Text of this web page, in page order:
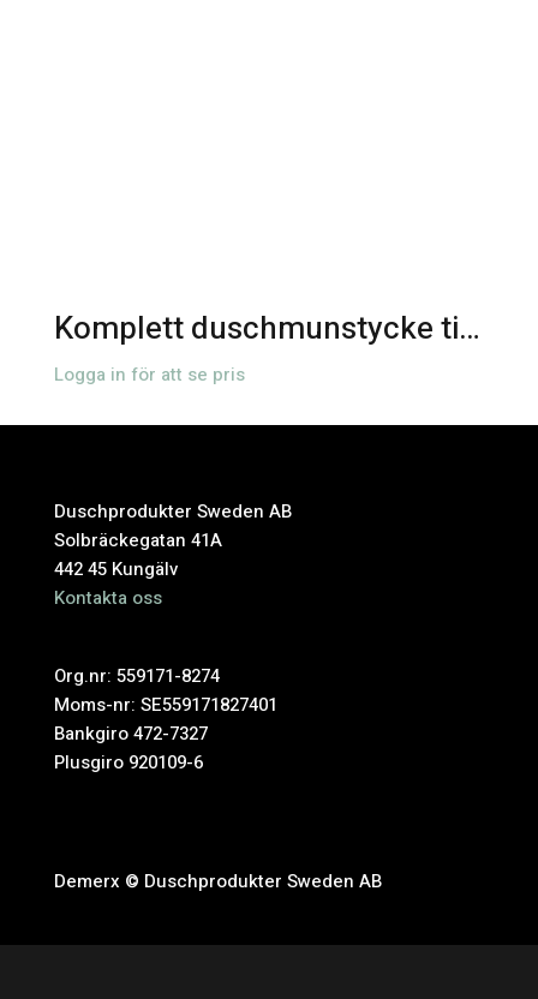
Komplett duschmunstycke till Sunny 18 & 30 Exclusive
Logga in för att se pris
Duschprodukter Sweden AB
Solbräckegatan 41A
442 45 Kungälv
Kontakta oss
Org.nr: 559171-8274
Moms-nr: SE559171827401
Bankgiro 472-7327
Plusgiro 920109-6
Demerx © Duschprodukter Sweden AB